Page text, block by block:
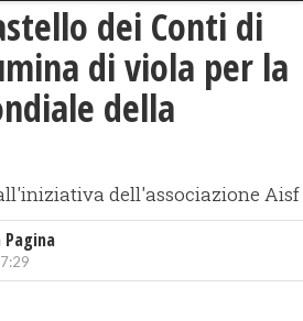
dei Conti di
di viola per la
della
dell'associazione Aisf
Pagina